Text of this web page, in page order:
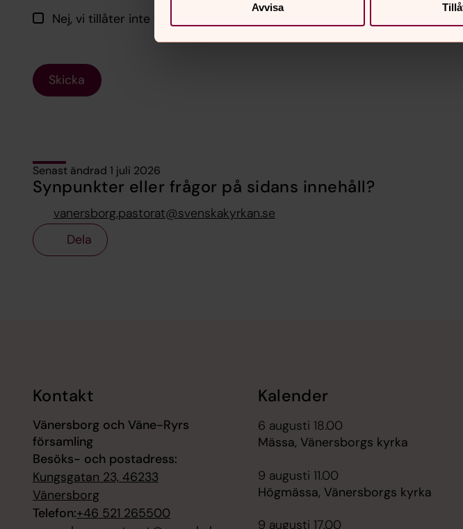
Avvisa
Nej, vi tillåter inte fotografering.
Skicka
Senast ändrad 1 juli 2026
Synpunkter eller frågor på sidans innehåll?
vanersborg.pastorat@svenskakyrkan.se
Dela
Kontakt
Vänersborg och Väne-Ryrs
församling
Besöks- och postadress:
Kungsgatan 23, 46233
Vänersborg
Telefon:+46 521 265500
Kalender
6 augusti 18.00
Mässa, Vänersborgs kyrka
9 augusti 11.00
Högmässa, Vänersborgs kyrka
9 augusti 17.00